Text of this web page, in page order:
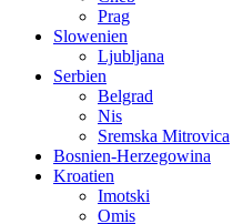
Prag
Slowenien
Ljubljana
Serbien
Belgrad
Nis
Sremska Mitrovica
Bosnien-Herzegowina
Kroatien
Imotski
Omis